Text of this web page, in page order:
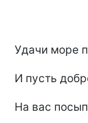
Удачи море
И пусть
На вас